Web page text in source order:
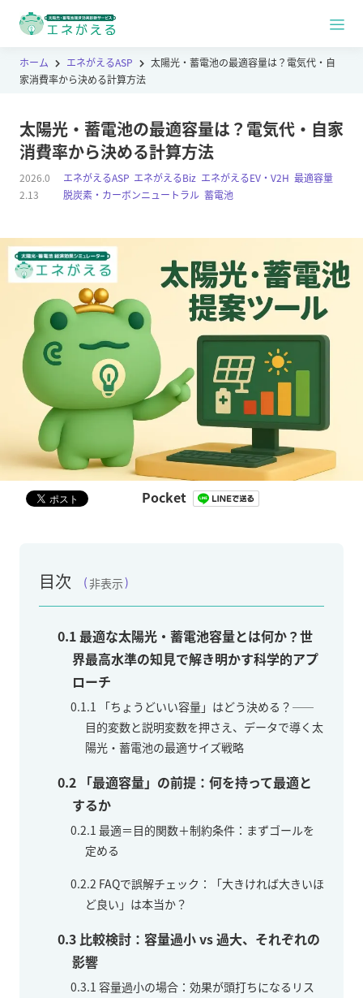
ホーム エネがえるASP
太陽光・蓄電池の最適容量は？電気代・自
家消費率から決める計算方法
太陽光・蓄電池の最適容量は？電気代・自家
消費率から決める計算方法
エネがえるASP エネがえるBiz エネがえるEV・V2H ,最適容量
脱炭素・カーボンニュートラル ,蓄電池
2026.0
2.13
Pocket
目次 非表示
0.1最適な太陽光・蓄電池容量とは何か？世
界最高水準の知見で解き明かす科学的アプ
ローチ
0.1.1 「ちょうどいい容量」はどう決める？――
目的変数と説明変数を押さえ、データで導く太
陽光・蓄電池の最適サイズ戦略
0.2「最適容量」の前提：何を持って最適と
するか
0.2.1 最適＝目的関数＋制約条件：まずゴールを
定める
0.2.2 FAQで誤解チェック：「大きければ大きいほ
ど良い」は本当か？
0.3比較検討：容量過小 vs 過大、それぞれの
影響
0.3.1 容量過小の場合：効果が頭打ちになるリス